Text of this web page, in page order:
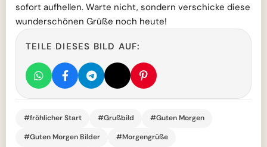
sofort aufhellen. Warte nicht, sondern verschicke diese
wunderschönen Grüße noch heute!
TEILE DIESES BILD AUF:
#fröhlicher Start #Grußbild
#Guten Morgen
#Guten Morgen Bilder
#Morgengrüße